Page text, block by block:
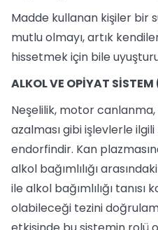
Madde kullanan kişiler bir
mutlu olmayı, artık
hissetmek için bile
ALKOL VE OPİYAT
Neşelilik, motor canlanma,
azalması gibi işlevlerle
endorfindir. Kan
alkol bağımlılığı
ile alkol bağımlılığı tanısı
olabileceği tezini